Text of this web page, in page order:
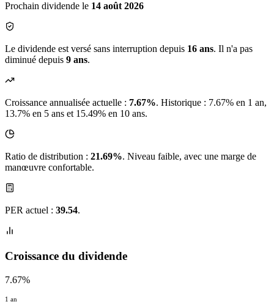
Prochain dividende le 14 août 2026
Le dividende est versé sans interruption depuis 16 ans. Il n'a pas
diminué depuis 9 ans.
Croissance annualisée actuelle : 7.67%. Historique : 7.67% en 1 an,
13.7% en 5 ans et 15.49% en 10 ans.
Ratio de distribution : 21.69%. Niveau faible, avec une marge de
manœuvre confortable.
PER actuel : 39.54.
Croissance du dividende
7.67%
1 an